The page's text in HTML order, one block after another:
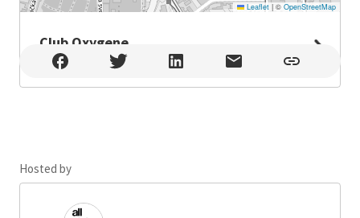
Leaflet |© OpenStreetMap
Club Oxygene
Club Oxygene , Osijek
Hosted by